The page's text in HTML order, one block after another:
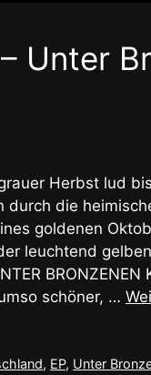
Unter
Herbst lud
durch die
goldenen
leuchtend
BRONZENEN
schöner, …
, EP, Unter